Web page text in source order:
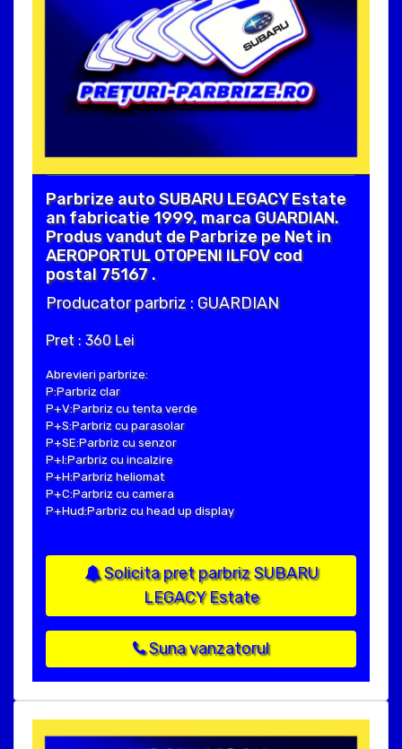
Parbrize auto SUBARU LEGACY Estate
an fabricatie 1999, marca GUARDIAN.
Produs vandut de Parbrize pe Net in
AEROPORTUL OTOPENI ILFOV cod
postal 75167 .
Producator parbriz : GUARDIAN
Pret : 360 Lei
Abrevieri parbrize:
P:Parbriz clar
P+V:Parbriz cu tenta verde
P+S:Parbriz cu parasolar
P+SE:Parbriz cu senzor
P+I:Parbriz cu incalzire
P+H:Parbriz heliomat
P+C:Parbriz cu camera
P+Hud:Parbriz cu head up display
Solicita pret parbriz SUBARU
LEGACY Estate
Suna vanzatorul